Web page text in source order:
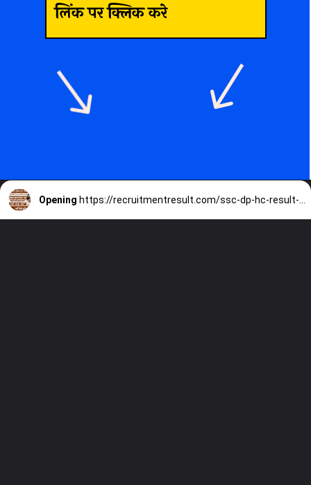
लिंक पर क्लिक करे
Opening